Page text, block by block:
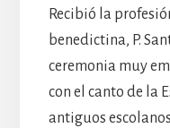
Recibió la
benedictina, P.
ceremonia muy
con el canto de la
antiguos